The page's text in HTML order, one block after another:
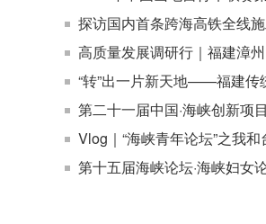
探访国内首条跨海高铁全线
高质量发展调研行｜福建漳
“转”出一片新天地——福建传
第二十一届中国·海峡创新项
Vlog｜“海峡青年论坛”之我
第十五届海峡论坛·海峡妇女